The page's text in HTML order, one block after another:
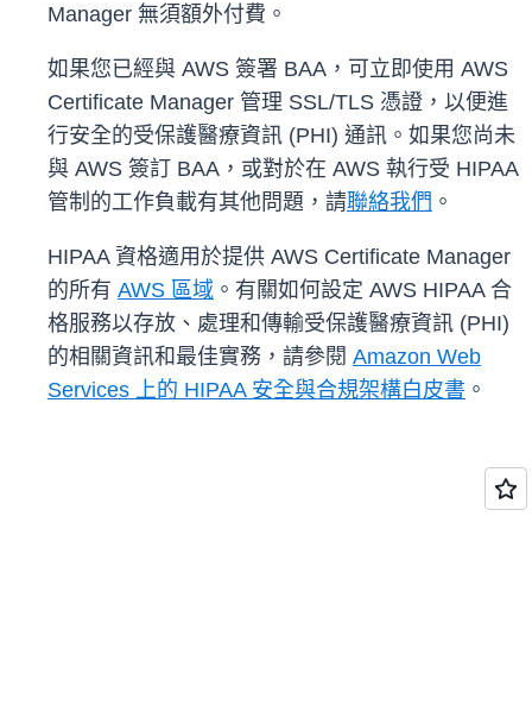
Manager 無須額外付費。
如果您已經與 AWS 簽署 BAA，可立即使用 AWS
Certificate Manager 管理 SSL/TLS 憑證，以便進
行安全的受保護醫療資訊 (PHI) 通訊。如果您尚未
與 AWS 簽訂 BAA，或對於在 AWS 執行受 HIPAA
管制的工作負載有其他問題，請聯絡我們 。
HIPAA 資格適用於提供 AWS Certificate Manager
的所有 AWS 區域 。有關如何設定 AWS HIPAA 合
格服務以存放、處理和傳輸受保護醫療資訊 (PHI)
的相關資訊和最佳實務，請參閱 Amazon Web
Services 上的 HIPAA 安全與合規架構白皮書 。